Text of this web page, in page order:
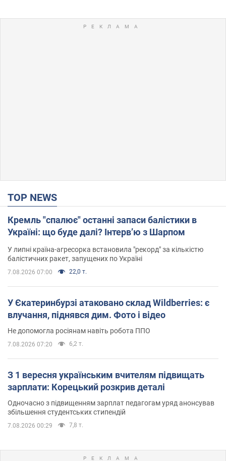
TOP NEWS
Кремль "спалює" останні запаси балістики в
Україні: що буде далі? Інтерв’ю з Шарпом
У липні країна-агресорка встановила "рекорд" за кількістю
балістичних ракет, запущених по Україні
7.08.2026 07:00 22,0 т.
У Єкатеринбурзі атаковано склад Wildberries: є
влучання, піднявся дим. Фото і відео
Не допомогла росіянам навіть робота ППО
7.08.2026 07:20 6,2 т.
З 1 вересня українським вчителям підвищать
зарплати: Корецький розкрив деталі
Одночасно з підвищенням зарплат педагогам уряд анонсував
збільшення студентських стипендій
7.08.2026 00:29 7,8 т.